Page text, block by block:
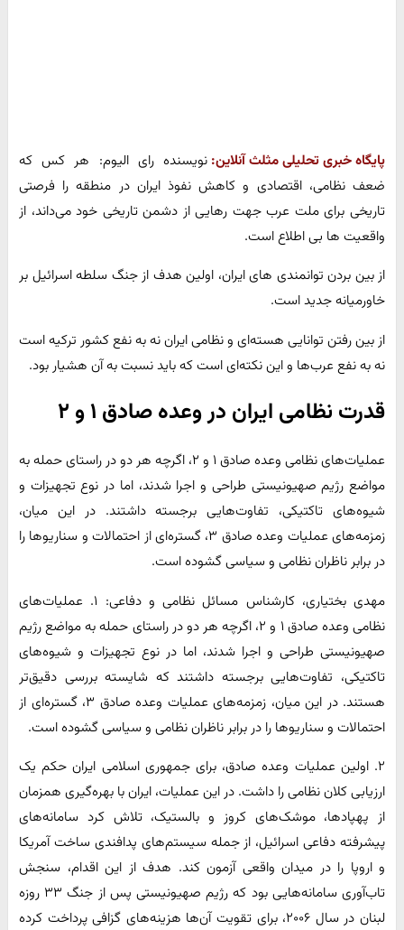
پایگاه خبری تحلیلی مثلث آنلاین: نویسنده رای الیوم: هر کس که
ضعف نظامی، اقتصادی و کاهش نفوذ ایران در منطقه را فرصتی
تاریخی برای ملت عرب جهت رهایی از دشمن تاریخی خود می‌داند، از
واقعیت ها بی اطلاع است.
از بین بردن توانمندی های ایران، اولین هدف از جنگ سلطه اسرائیل بر
خاورمیانه جدید است.
از بین رفتن توانایی هسته‌ای و نظامی ایران نه به نفع کشور ترکیه است
نه به نفع عرب‌ها و این نکته‌ای است که باید نسبت به آن هشیار بود.
قدرت نظامی ایران در وعده صادق ۱ و ۲
عملیات‌های نظامی وعده صادق ۱ و ۲، اگرچه هر دو در راستای حمله به
مواضع رژیم صهیونیستی طراحی و اجرا شدند، اما در نوع تجهیزات و
شیوه‌های تاکتیکی، تفاوت‌هایی برجسته داشتند. در این میان،
زمزمه‌های عملیات وعده صادق ۳، گستره‌ای از احتمالات و سناریوها را
در برابر ناظران نظامی و سیاسی گشوده است.
مهدی بختیاری، کارشناس مسائل نظامی و دفاعی: ۱. عملیات‌های
نظامی وعده صادق ۱ و ۲، اگرچه هر دو در راستای حمله به مواضع رژیم
صهیونیستی طراحی و اجرا شدند، اما در نوع تجهیزات و شیوه‌های
تاکتیکی، تفاوت‌هایی برجسته داشتند که شایسته بررسی دقیق‌تر
هستند. در این میان، زمزمه‌های عملیات وعده صادق ۳، گستره‌ای از
احتمالات و سناریوها را در برابر ناظران نظامی و سیاسی گشوده است.
۲. اولین عملیات وعده صادق، برای جمهوری اسلامی ایران حکم یک
ارزیابی کلان نظامی را داشت. در این عملیات، ایران با بهره‌گیری همزمان
از پهپادها، موشک‌های کروز و بالستیک، تلاش کرد سامانه‌های
پیشرفته دفاعی اسرائیل، از جمله سیستم‌های پدافندی ساخت آمریکا
و اروپا را در میدان واقعی آزمون کند. هدف از این اقدام، سنجش
تاب‌آوری سامانه‌هایی بود که رژیم صهیونیستی پس از جنگ ۳۳ روزه
لبنان در سال ۲۰۰۶، برای تقویت آن‌ها هزینه‌های گزافی پرداخت کرده